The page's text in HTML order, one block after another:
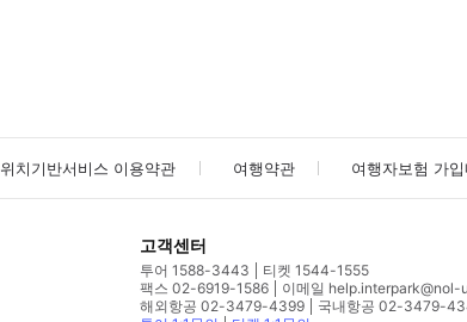
위치기반서비스 이용약관 여행약관 여행자보험 가입
고객센터
투어 1588-3443
티켓 1544-1555
팩스 02-6919-1586
이메일 help.interpark@nol-
해외항공 02-3479-4399
국내항공 02-3479-